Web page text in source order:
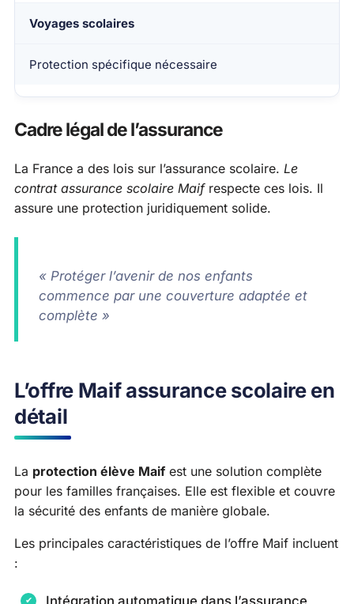
Voyages scolaires
Protection spécifique nécessaire
Cadre légal de l’assurance
La France a des lois sur l’assurance scolaire. Le
contrat assurance scolaire Maifrespecte ces lois. Il
assure une protection juridiquement solide.
« Protéger l’avenir de nos enfants
commence par une couverture adaptée et
complète »
L’offre Maif assurance scolaire en
détail
La protection élève Maif est une solution complète
pour les familles françaises. Elle est flexible et couvre
la sécurité des enfants de manière globale.
Les principales caractéristiques de l’offre Maif incluent
:
Intégration automatique dans l’assurance